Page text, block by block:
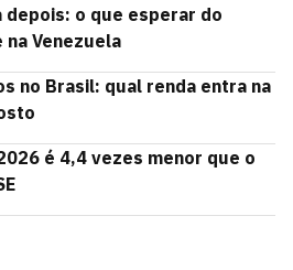
depois: o que esperar do
Venezuela
no Brasil: qual renda entra na
é 4,4 vezes menor que o